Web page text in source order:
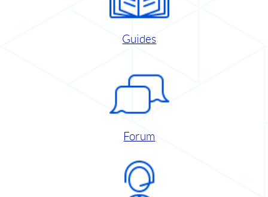
Guides
Forum